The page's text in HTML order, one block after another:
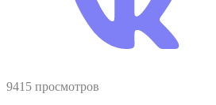
9415 просмотров